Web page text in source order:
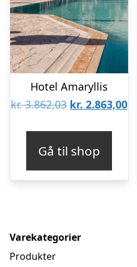
Hotel Amaryllis
kr.3.862,03 Den
kr. 3.862,03.
kr. 2.863,00
Gå til shop
Varekategorier
Produkter